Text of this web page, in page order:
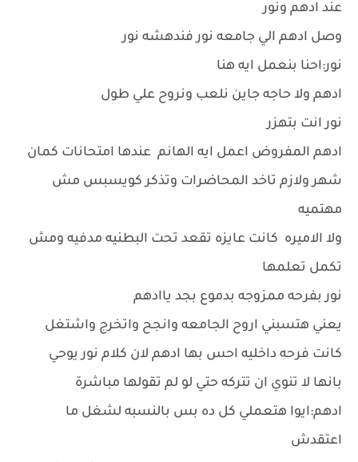
عند ادهم ونور
وصل ادهم الي جامعه نور فندهشه نور
نور:احنا بنعمل ايه هنا
ادهم ولا حاجه جاين نلعب ونروح علي طول
نور انت بتهزر
ادهم المفروض اعمل ايه الهانم عندها امتحانات كمان
شهر ولازم تاخد المحاضرات وتذكر كويسبس مش
مهتميه
ولا الاميره كانت عايزه تقعد تحت البطنيه مدفيه ومش
تكمل تعلمها
نور بفرحه ممزوجه بدموع بجد ياادهم
يعني هتسبني اروح الجامعه وانجح واتخرج واشتغل
كانت فرحه داخليه احس بها ادهم لان كلام نور يوحي
بانها لا تنوي ان تتركه حتي لو لم تقولها مباشرة
ادهم:ايوا هتعملي كل ده بس بالنسبه لشغل ما
اعتقدش